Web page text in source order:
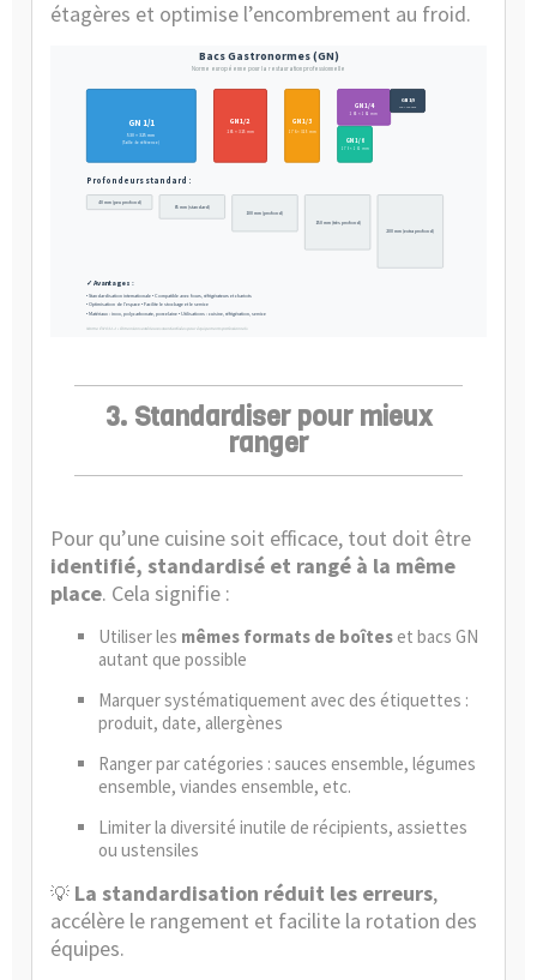
étagères et optimise l’encombrement au froid.
Bacs Gastronormes (GN)
Norme européenne pour la restauration professionnelle
GN 1/1
530 × 325 mm
(Taille de référence)
GN 1/2
265 × 325 mm
GN 1/3
176 × 325 mm
GN 1/4
265 × 162 mm
GN 1/6
176 × 162 mm
GN 1/9
Profondeurs standard :
40 mm (peu profond)
65 mm (standard)
100 mm (profond)
150 mm (très profond)
200 mm (extra profond)
✓ Avantages :
• Standardisation internationale • Compatible avec fours, réfrigérateurs et chariots
• Optimisation de l'espace • Facilite le stockage et le service
• Matériaux : inox, polycarbonate, porcelaine • Utilisations : cuisine, réfrigération, service
Norme EN 631-1 • Dimensions extérieures standardisées pour équipements professionnels
3. Standardiser pour mieux
ranger
Pour qu’une cuisine soit efficace, tout doit être
identifié, standardisé et rangé à la même
place. Cela signifie :
Utiliser les mêmes formats de boîtes et bacs GN
autant que possible
Marquer systématiquement avec des étiquettes :
produit, date, allergènes
Ranger par catégories : sauces ensemble, légumes
ensemble, viandes ensemble, etc.
Limiter la diversité inutile de récipients, assiettes
ou ustensiles
💡 La standardisation réduit les erreurs,
accélère le rangement et facilite la rotation des
équipes.